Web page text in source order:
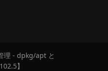
理 - dpkg/apt と
】